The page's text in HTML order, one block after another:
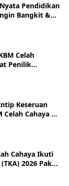
Pendidikan
Bangkit &
Celah
Penilik
Keseruan
Celah Cahaya di
Cahaya Ikuti
2026 Paket